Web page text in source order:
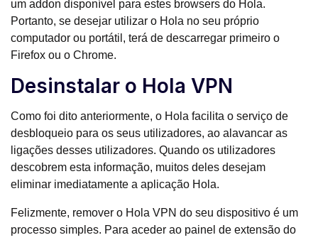
um addon disponível para estes browsers do Hola.
Portanto, se desejar utilizar o Hola no seu próprio
computador ou portátil, terá de descarregar primeiro o
Firefox ou o Chrome.
Desinstalar o Hola VPN
Como foi dito anteriormente, o Hola facilita o serviço de
desbloqueio para os seus utilizadores, ao alavancar as
ligações desses utilizadores. Quando os utilizadores
descobrem esta informação, muitos deles desejam
eliminar imediatamente a aplicação Hola.
Felizmente, remover o Hola VPN do seu dispositivo é um
processo simples. Para aceder ao painel de extensão do